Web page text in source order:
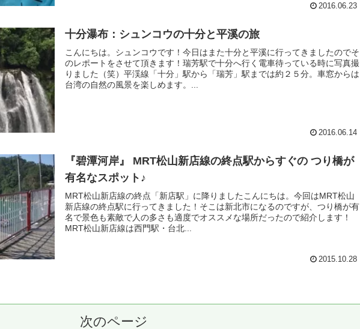
2016.06.23
十分瀑布：シュンコウの十分と平溪の旅
こんにちは。シュンコウです！今日はまた十分と平溪に行ってきましたのでそ
のレポートをさせて頂きます！瑞芳駅で十分へ行く電車待っている時に写真撮
りました（笑）平渓線「十分」駅から「瑞芳」駅までは約２５分。車窓からは
台湾の自然の風景を楽しめます。...
2016.06.14
『碧潭河岸』 MRT松山新店線の終点駅からすぐの つり橋が
有名なスポット♪
MRT松山新店線の終点「新店駅」に降りましたこんにちは。今回はMRT松山
新店線の終点駅に行ってきました！そこは新北市になるのですが、つり橋が有
名で景色も素敵で人の多さも適度でオススメな場所だったので紹介します！
MRT松山新店線は西門駅・台北...
2015.10.28
次のページ